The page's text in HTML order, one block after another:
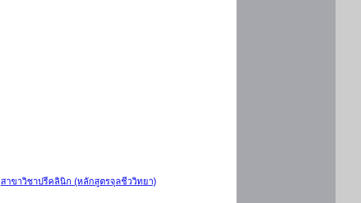
สาขาวิชาปรีคลินิก (หลักสูตรจุลชีววิทยา)